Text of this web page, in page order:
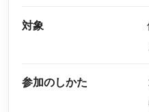
対象
参加のしかた